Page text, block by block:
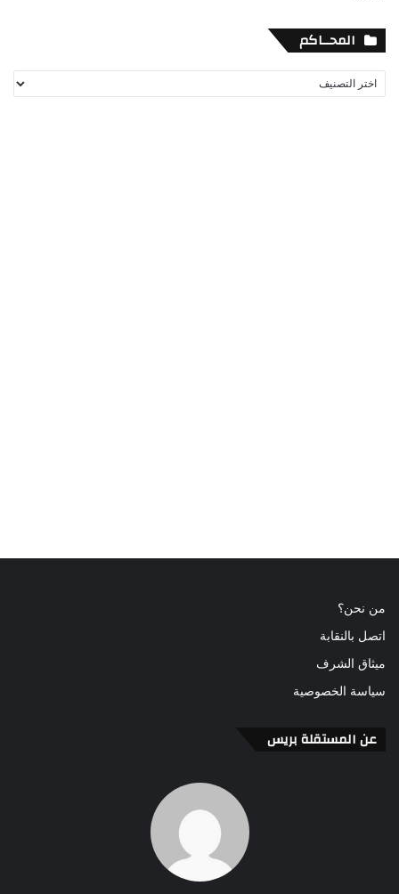
المحــاكم
المحــاكم
من نحن؟
اتصل بالنقابة
ميثاق الشرف
سياسة الخصوصية
عن المستقلة بريس